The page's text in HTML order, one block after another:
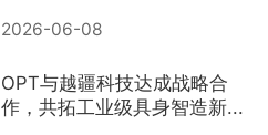
2026-06-08
OPT与越疆科技达成战略合
作，共拓工业级具身智造新...